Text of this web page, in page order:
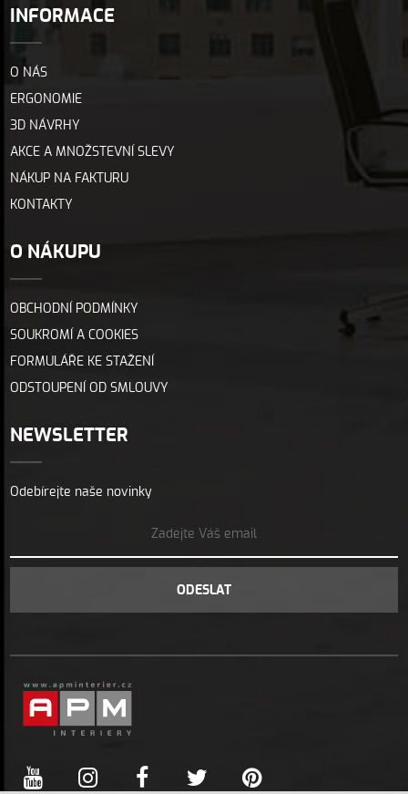
INFORMACE
O NÁS
ERGONOMIE
3D NÁVRHY
AKCE A MNOŽSTEVNÍ SLEVY
NÁKUP NA FAKTURU
KONTAKTY
O NÁKUPU
OBCHODNÍ PODMÍNKY
SOUKROMÍ A COOKIES
FORMULÁŘE KE STAŽENÍ
ODSTOUPENÍ OD SMLOUVY
NEWSLETTER
Odebírejte naše novinky
ODESLAT